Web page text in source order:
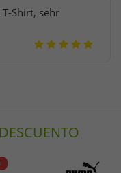
Shirt, sehr